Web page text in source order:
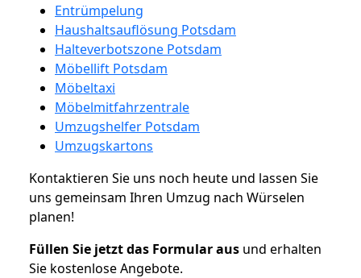
Entrümpelung
Haushaltsauflösung Potsdam
Halteverbotszone Potsdam
Möbellift Potsdam
Möbeltaxi
Möbelmitfahrzentrale
Umzugshelfer Potsdam
Umzugskartons
Kontaktieren Sie uns noch heute und lassen Sie
uns gemeinsam Ihren Umzug nach Würselen
planen!
Füllen Sie jetzt das Formular aus und erhalten
Sie kostenlose Angebote.